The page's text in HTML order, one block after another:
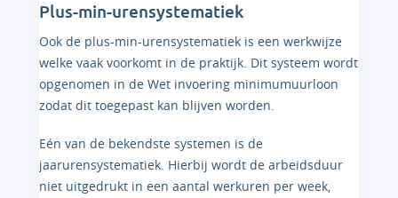
Plus-min-urensystematiek
Ook de plus-min-urensystematiek is een werkwijze
welke vaak voorkomt in de praktijk. Dit systeem wordt
opgenomen in de Wet invoering minimumuurloon
zodat dit toegepast kan blijven worden.
Eén van de bekendste systemen is de
jaarurensystematiek. Hierbij wordt de arbeidsduur
niet uitgedrukt in een aantal werkuren per week,